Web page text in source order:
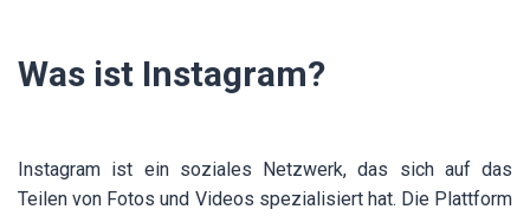
Partner
Deutsch
Was ist Instagram?
Instagram ist ein soziales Netzwerk, das sich auf das
Teilen von Fotos und Videos spezialisiert hat. Die Plattform